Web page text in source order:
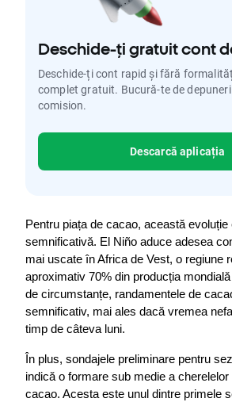
Deschide-ți gratuit cont
Deschide-ți cont rapid și fără
complet gratuit. Bucură-te de
comision.
Descarcă aplicația
Pentru piața de cacao, această
semnificativă. El Niño aduce adesea
mai uscate în Africa de Vest, o regiune
aproximativ 70% din producția
de circumstanțe, randamentele de
semnificativ, mai ales dacă vremea
timp de câteva luni.
În plus, sondajele preliminare pentru
indică o formare sub medie a
cacao. Acesta este unul dintre primele